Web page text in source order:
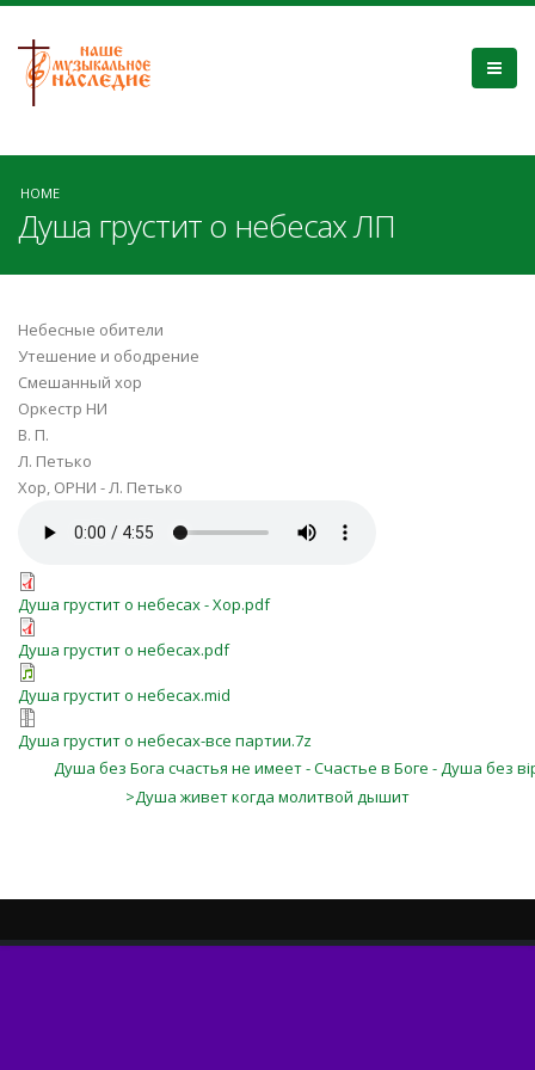
HOME
Душа грустит о небесах ЛП
Небесные обители
Утешение и ободрение
Смешанный хор
Оркестр НИ
В. П.
Л. Петько
Хор, ОРНИ - Л. Петько
Душа грустит о небесах - Хор.pdf
Душа грустит о небесах.pdf
Душа грустит о небесах.mid
Душа грустит о небесах-все партии.7z
Душа без Бога счастья не имеет - Счастье в Боге - Душа без
>Душа живет когда молитвой дышит